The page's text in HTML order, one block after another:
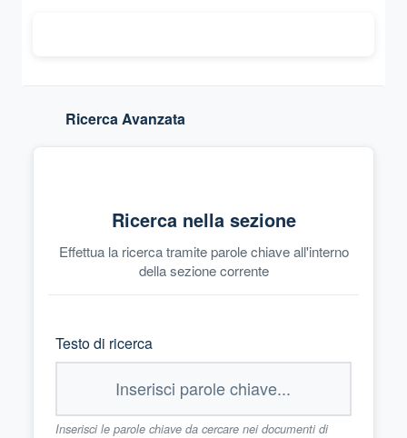
Ricerca Avanzata
Ricerca nella sezione
Effettua la ricerca tramite parole chiave all'interno
della sezione corrente
Testo di ricerca
Inserisci le parole chiave da cercare nei documenti di